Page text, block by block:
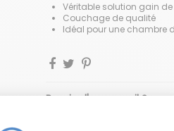
Véritable solution gain
Couchage de qualité
Idéal pour une chambre
Besoin d'un conseil ?